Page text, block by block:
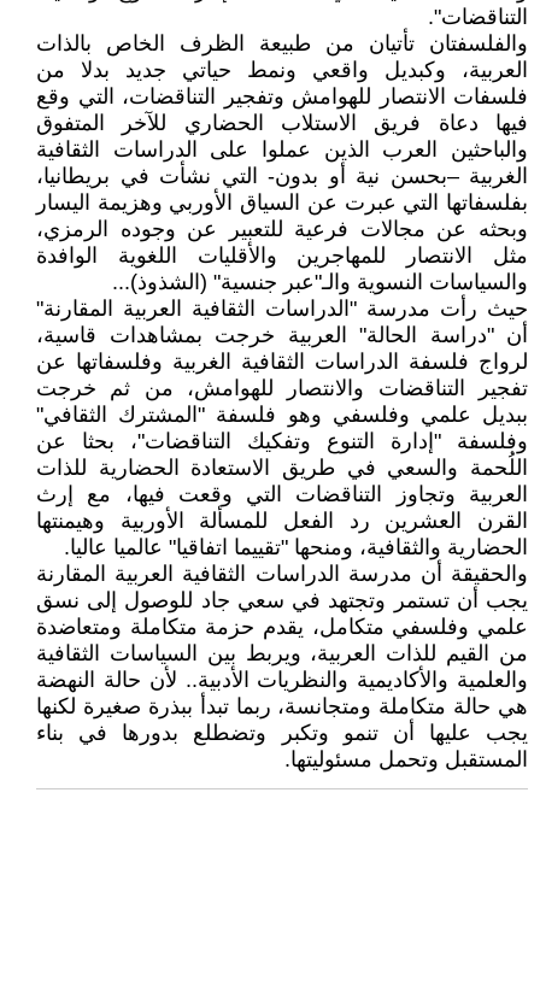
التناقضات".
والفلسفتان تأتيان من طبيعة الظرف الخاص بالذات
العربية، وكبديل واقعي ونمط حياتي جديد بدلا من
فلسفات الانتصار للهوامش وتفجير التناقضات، التي وقع
فيها دعاة فريق الاستلاب الحضاري للآخر المتفوق
والباحثين العرب الذين عملوا على الدراسات الثقافية
الغربية –بحسن نية أو بدون- التي نشأت في بريطانيا،
بفلسفاتها التي عبرت عن السياق الأوربي وهزيمة اليسار
وبحثه عن مجالات فرعية للتعبير عن وجوده الرمزي،
مثل الانتصار للمهاجرين والأقليات اللغوية الوافدة
والسياسات النسوية والـ"عبر جنسية" (الشذوذ)...
حيث رأت مدرسة "الدراسات الثقافية العربية المقارنة"
أن "دراسة الحالة" العربية خرجت بمشاهدات قاسية،
لرواج فلسفة الدراسات الثقافية الغربية وفلسفاتها عن
تفجير التناقضات والانتصار للهوامش، من ثم خرجت
ببديل علمي وفلسفي وهو فلسفة "المشترك الثقافي"
وفلسفة "إدارة التنوع وتفكيك التناقضات"، بحثا عن
اللُحمة والسعي في طريق الاستعادة الحضارية للذات
العربية وتجاوز التناقضات التي وقعت فيها، مع إرث
القرن العشرين رد الفعل للمسألة الأوربية وهيمنتها
الحضارية والثقافية، ومنحها "تقييما اتفاقيا" عالميا عاليا.
والحقيقة أن مدرسة الدراسات الثقافية العربية المقارنة
يجب أن تستمر وتجتهد في سعي جاد للوصول إلى نسق
علمي وفلسفي متكامل، يقدم حزمة متكاملة ومتعاضدة
من القيم للذات العربية، ويربط بين السياسات الثقافية
والعلمية والأكاديمية والنظريات الأدبية.. لأن حالة النهضة
هي حالة متكاملة ومتجانسة، ربما تبدأ ببذرة صغيرة لكنها
يجب عليها أن تنمو وتكبر وتضطلع بدورها في بناء
المستقبل وتحمل مسئوليتها.